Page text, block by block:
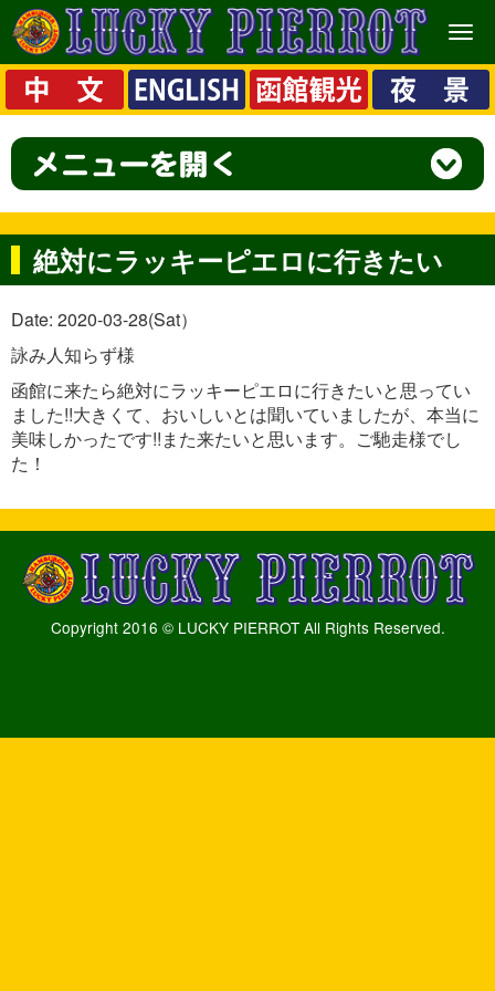
メ
ニ
ュ
ー
絶対にラッキーピエロに行きたい
Date: 2020-03-28(Sat）
詠み人知らず様
函館に来たら絶対にラッキーピエロに行きたいと思ってい
ました!!大きくて、おいしいとは聞いていましたが、本当に
美味しかったです!!また来たいと思います。ご馳走様でし
た！
Copyright 2016 © LUCKY PIERROT All Rights Reserved.